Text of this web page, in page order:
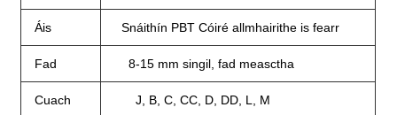
Áis Snáithín PBT Cóiré allmhairithe is fearr
Fad 8-15 mm singil, fad measctha
Cuach J, B, C, CC, D, DD, L, M